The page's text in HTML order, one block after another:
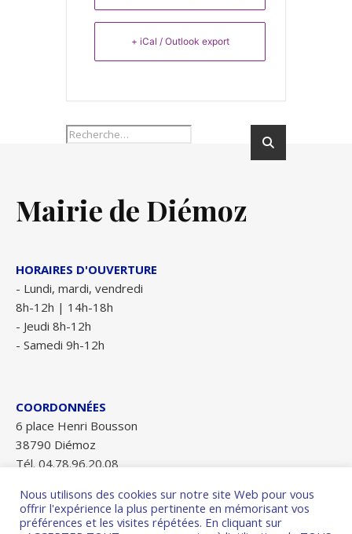
+ iCal / Outlook export
Mairie de Diémoz
HORAIRES D'OUVERTURE
- Lundi, mardi, vendredi
8h-12h | 14h-18h
- Jeudi 8h-12h
- Samedi 9h-12h
COORDONNÉES
6 place Henri Bousson
38790 Diémoz
Tél. 04.78.96.20.08
mairie-diemoz@wanadoo.fr
Nous utilisons des cookies sur notre site Web pour vous
offrir l'expérience la plus pertinente en mémorisant vos
préférences et les visites répétées. En cliquant sur